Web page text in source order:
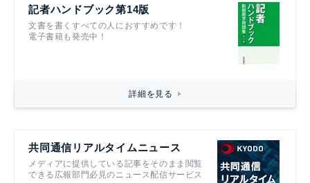
記者ハンドブック第14版
文書を書くすべての人におすすめです！
電子書籍も発売中！
詳細を見る
共同通信リアルタイムニュース
メディアに提供している記事をそのまま閲覧
できる広報部門必見のニュース配信サービス